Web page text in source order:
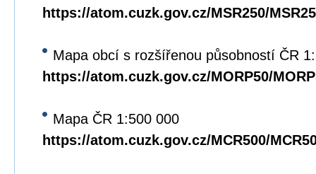
https://atom.cuzk.gov.cz/MSR250/
Mapa obcí s rozšířenou působností ČR
https://atom.cuzk.gov.cz/MORP50/
Mapa ČR 1:500 000
https://atom.cuzk.gov.cz/MCR500/